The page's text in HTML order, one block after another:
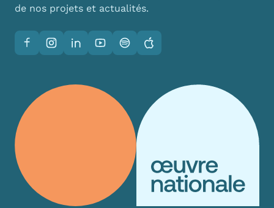
de nos projets et actualités.
FacebookInstagramLinkedInYouTubeSpotifyApple